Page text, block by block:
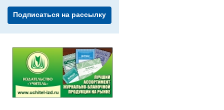
Подписаться на рассылку